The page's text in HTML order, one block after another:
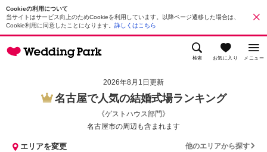
Cookieの利用について
当サイトはサービス向上のためCookieを利用しています。以降ページ遷移した場合は、
Cookie利用に同意したことになります。 詳しくはこちら
検索 お気に入り メニュー
2026年8月1日更新
名古屋で人気の結婚式場ランキング
《ゲストハウス部門》
名古屋市の周辺も含まれます
エリアを変更 他のエリアから探す